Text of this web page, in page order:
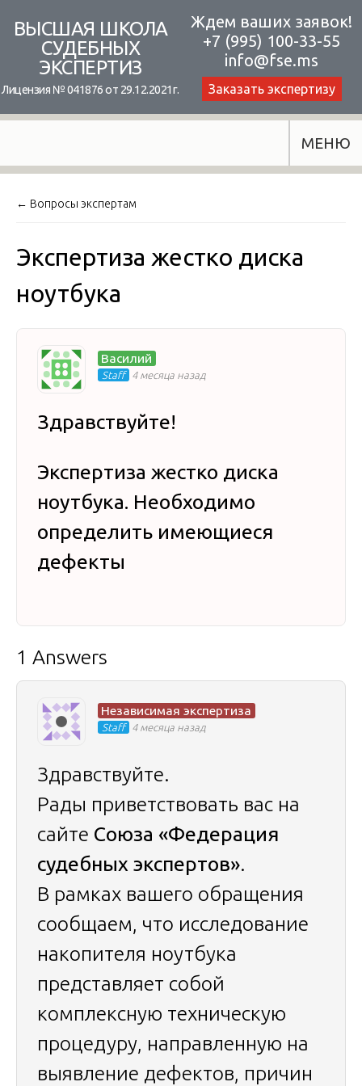
content
ВЫСШАЯ ШКОЛА
СУДЕБНЫХ
ЭКСПЕРТИЗ
Лицензия № 041876 от 29.12.2021г.
Ждем ваших заявок!
+7 (995) 100-33-55
info@fse.ms
Заказать экспертизу
МЕНЮ
← Вопросы экспертам
Экспертиза жестко диска
ноутбука
Василий
Staff 4 месяца назад
Здравствуйте!
Экспертиза жестко диска
ноутбука. Необходимо
определить имеющиеся
дефекты
1 Answers
Независимая экспертиза
Staff 4 месяца назад
Здравствуйте.
Рады приветствовать вас на
сайте Союза «Федерация
судебных экспертов».
В рамках вашего обращения
сообщаем, что исследование
накопителя ноутбука
представляет собой
комплексную техническую
процедуру, направленную на
выявление дефектов, причин